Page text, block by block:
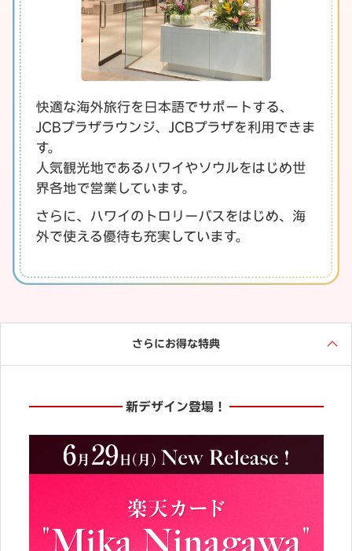
さらにお得な特典
新デザイン登場！